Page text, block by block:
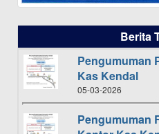
Berita
Pengumuman
Kas Kendal
05-03-2026
Pengumuman